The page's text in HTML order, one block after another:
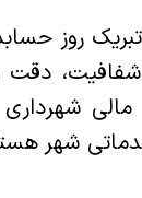
روز
مالی
شهر